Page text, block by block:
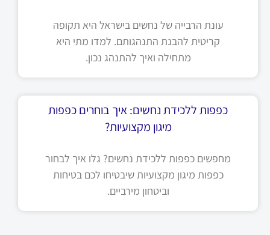
עונת הרבייה של נחשים בישראל היא תקופה
קריטית להבנת התנהגותם. למדו מתי היא
מתחילה ואיך להתנהג נכון.
כפפות ללכידת נחשים: איך בוחרים כפפות
מיגון מקצועיות?
מחפשים כפפות ללכידת נחשים? גלו איך לבחור
כפפות מיגון מקצועיות שיבטיחו לכם בטיחות
וביטחון מירביים.